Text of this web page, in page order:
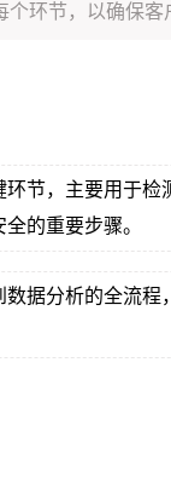
环节，以确保客
节，主要用于
的重要步骤。
据分析的全流